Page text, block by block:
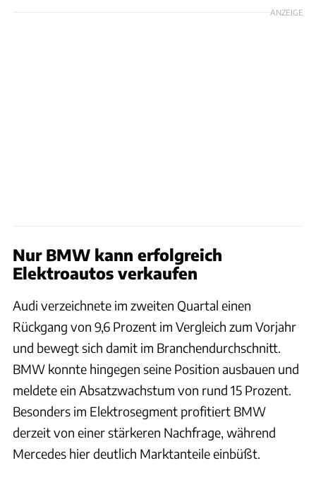
ANZEIGE
Nur BMW kann erfolgreich
Elektroautos verkaufen
Audi verzeichnete im zweiten Quartal einen
Rückgang von 9,6 Prozent im Vergleich zum Vorjahr
und bewegt sich damit im Branchendurchschnitt.
BMW konnte hingegen seine Position ausbauen und
meldete ein Absatzwachstum von rund 15 Prozent.
Besonders im Elektrosegment profitiert BMW
derzeit von einer stärkeren Nachfrage, während
Mercedes hier deutlich Marktanteile einbüßt.